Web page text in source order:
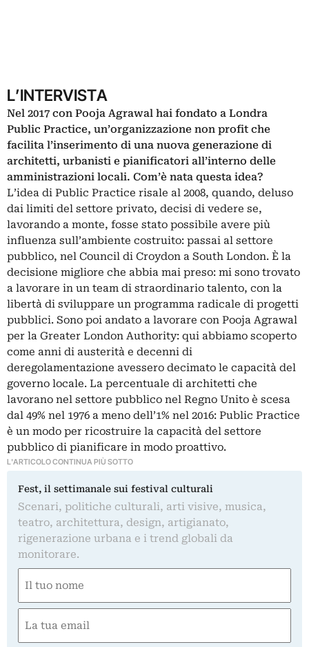
L’INTERVISTA
Nel 2017 con Pooja Agrawal hai fondato a Londra
Public Practice, un’organizzazione non profit che
facilita l’inserimento di una nuova generazione di
architetti, urbanisti e pianificatori all’interno delle
amministrazioni locali. Com’è nata questa idea?
L’idea di Public Practice risale al 2008, quando, deluso
dai limiti del settore privato, decisi di vedere se,
lavorando a monte, fosse stato possibile avere più
influenza sull’ambiente costruito: passai al settore
pubblico, nel Council di Croydon a South London. È la
decisione migliore che abbia mai preso: mi sono trovato
a lavorare in un team di straordinario talento, con la
libertà di sviluppare un programma radicale di progetti
pubblici. Sono poi andato a lavorare con Pooja Agrawal
per la Greater London Authority: qui abbiamo scoperto
come anni di austerità e decenni di
deregolamentazione avessero decimato le capacità del
governo locale. La percentuale di architetti che
lavorano nel settore pubblico nel Regno Unito è scesa
dal 49% nel 1976 a meno dell’1% nel 2016: Public Practice
è un modo per ricostruire la capacità del settore
pubblico di pianificare in modo proattivo.
L'ARTICOLO CONTINUA PIÙ SOTTO
Fest, il settimanale sui festival culturali
Scenari, politiche culturali, arti visive, musica,
teatro, architettura, design, artigianato,
rigenerazione urbana e i trend globali da
monitorare.
(Required)
First
(Required)